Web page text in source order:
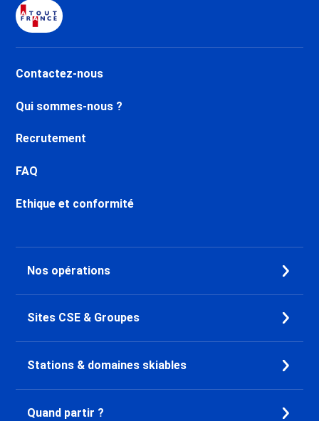
Location Saint Sorlin d'Arves
Location Morillon Village
Location Flaine Montsoleil 1750
Location Brides les Bains
Location Méribel Les Allues
1200
Location Méribel Mottaret 1850
Contactez-nous
Qui sommes-nous ?
Recrutement
FAQ
Ethique et conformité
Nos opérations
Sites CSE & Groupes
Stations & domaines skiables
Quand partir ?